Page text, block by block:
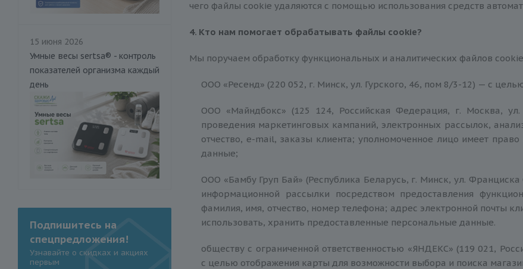
чего файлы сookie удаляются с помощью использования средств
4. Кто нам помогает обрабатывать файлы сookie?
Мы поручаем обработку функциональных и аналитических файлов
ООО «Ресенд» (220 052, г. Минск, ул. Гурского, 46, пом 8/3-12) — с
ООО «Майндбокс» (125 124, Российская Федерация, г. Москва,
проведения маркетинговых кампаний, электронных рассылок,
отчество, e-mail, заказы клиента; уполномоченное лицо имеет
данные;
ООО «Бамбу Груп Бай» (Республика Беларусь, г. Минск, ул.
информационной рассылки посредством предоставления
фамилия, имя, отчество, номер телефона; адрес электронной почты
использовать, хранить предоставленные персональные данные.
обществу с ограниченной ответственностью «ЯНДЕКС» (119 021,
с целью отображения карты для возможности выбора и поиска
15 июня 2026
Умные весы sertsa® - контроль
показателей организма каждый
день
Подпишитесь на
спецпредложения!
Узнавайте о скидках и акциях
первым